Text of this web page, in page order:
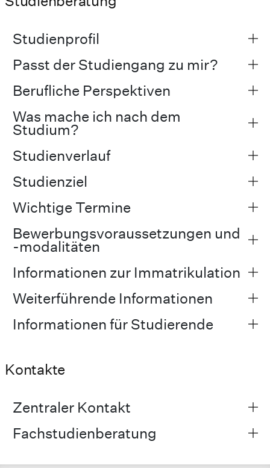
Studienprofil
Passt der Studiengang zu mir?
Berufliche Perspektiven
Was mache ich nach dem
Studium?
Studienverlauf
Studienziel
Wichtige Termine
Bewerbungsvoraussetzungen und
-modalitäten
Informationen zur Immatrikulation
Weiterführende Informationen
Informationen für Studierende
Kontakte
Zentraler Kontakt
Fachstudienberatung